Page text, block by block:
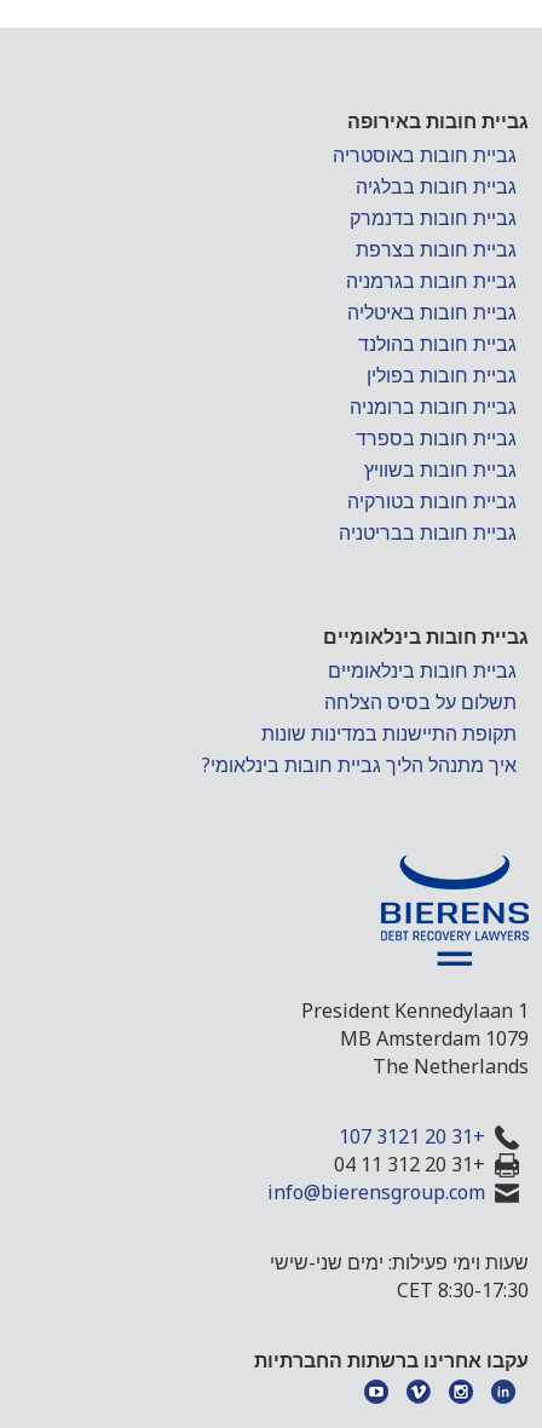
גביית חובות באירופה
גביית חובות באוסטריה
גביית חובות בבלגיה
גביית חובות בדנמרק
גביית חובות בצרפת
גביית חובות בגרמניה
גביית חובות באיטליה
גביית חובות בהולנד
גביית חובות בפולין
גביית חובות ברומניה
גביית חובות בספרד
גביית חובות בשוויץ
גביית חובות בטורקיה
גביית חובות בבריטניה
גביית חובות בינלאומיים
גביית חובות בינלאומיים
תשלום על בסיס הצלחה
תקופת התיישנות במדינות שונות
איך מתנהל הליך גביית חובות בינלאומי?
President Kennedylaan 1
1079 MB Amsterdam
The Netherlands
+31 20 3121 107
+31 20 312 11 04
info@bierensgroup.com
שעות וימי פעילות: ימים שני-שישי
8:30-17:30 CET
עקבו אחרינו ברשתות החברתיות